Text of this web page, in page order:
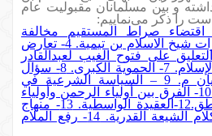
و بین مسلمانان مقبولیت عام
است را ذکر می‌نماييم:
1-الفتاوى الكبرى. 2 اقتضاء صراط المستقيم مخالفة
أصحاب الجحيم. 3- اختيارات شيخ الاسلام بن تيمية. 4- تعارض
والسيئات. 5- التعليق على فتوح الغيب لعبدالقادر
الكيلاني. 6- الحسبة في الإسلام. 7- الحموية الكبرى. 8- سؤال
في معاوية بن أبي سفيان م. 9 – السياسة الشرعية في
الإصلاح الراعي والرعية. 10- الفرق بين أولياء الرحمن وأولياء
الشيطان. 11- نقض المنطق.12-العقيدة الواسطية. 13- منهاج
السنة النبوية في نقض كلام الشيعة القدرية. 14- رفع الملام